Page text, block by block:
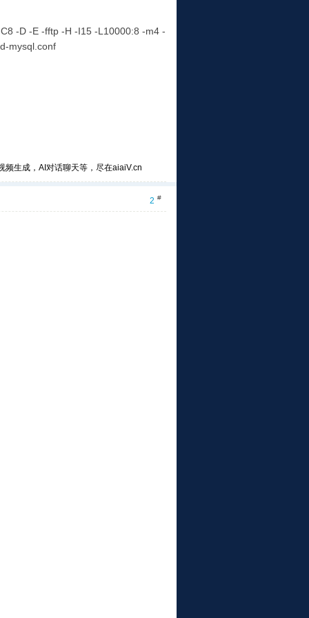
-D -E -fftp -H -I15 -L10000:8 -m4 -
mysql.conf
频生成，AI对话聊天等，尽在aiaiV.cn
2 #